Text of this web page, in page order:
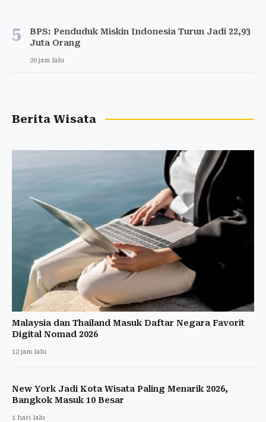
5
BPS: Penduduk Miskin Indonesia Turun Jadi 22,93
Juta Orang
20 jam lalu
Berita Wisata
Malaysia dan Thailand Masuk Daftar Negara Favorit
Digital Nomad 2026
12 jam lalu
New York Jadi Kota Wisata Paling Menarik 2026,
Bangkok Masuk 10 Besar
1 hari lalu